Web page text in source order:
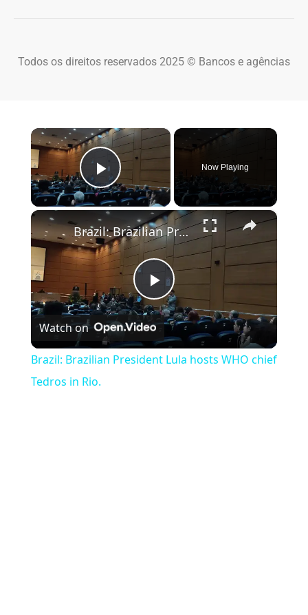
Todos os direitos reservados 2025 © Bancos e agências
×
Play Video
Now Playing
×
Play Video
Brazil: Brazilian President Lula hosts WHO chief Tedros in Rio.
Watch on
Brazil: Brazilian President Lula hosts WHO chief
Tedros in Rio.